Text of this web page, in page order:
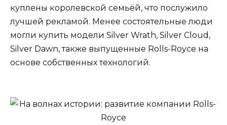
куплены королевской семьёй, что послужило
лучшей рекламой. Менее состоятельные люди
могли купить модели Silver Wrath, Silver Cloud,
Silver Dawn, также выпущенные Rolls-Royce на
основе собственных технологий.